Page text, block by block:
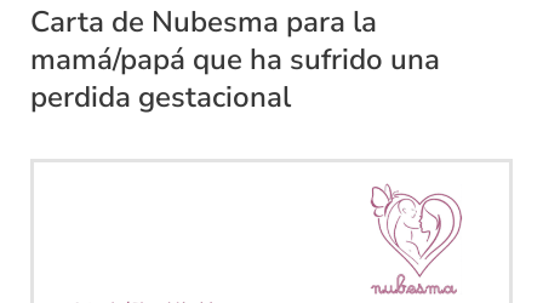
Carta de Nubesma para la
mamá/papá que ha sufrido una
perdida gestacional